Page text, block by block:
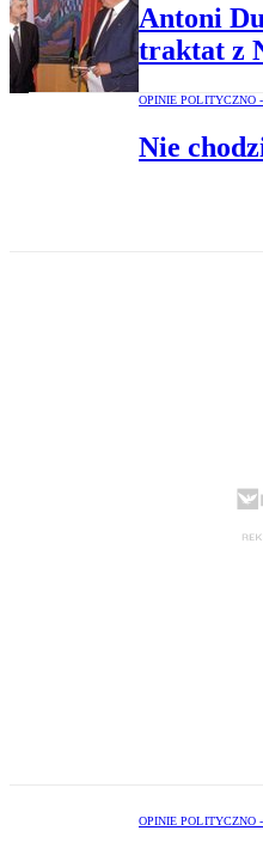
Antoni
traktat z
OPINIE POLITYCZNO
Nie
OPINIE POLITYCZNO